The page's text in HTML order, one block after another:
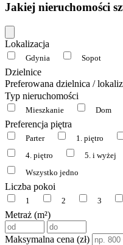
Jakiej nieruchomości
Lokalizacja
Gdynia Sopot
Dzielnice
Preferowana dzielnica /
Typ nieruchomości
Mieszkanie Dom
Preferencja piętra
Parter 1. piętro
4. piętro
5. i wyżej
Wszystko jedno
Liczba pokoi
1 2 3
Metraż (m²)
Maksymalna cena (zł)